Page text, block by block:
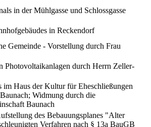
in der Mühlgasse und Schlossgasse
in Reckendorf
Gemeinde - Vorstellung durch Frau
Photovoltaikanlagen durch Herrn Zeller-
im Haus der Kultur für Eheschließungen
Baunach; Widmung durch die
Baunach
des Bebauungsplanes "Alter
Verfahren nach § 13a BauGB